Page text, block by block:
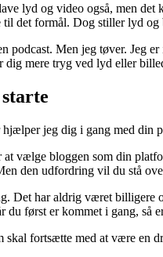
lyd og video også, men
til det formål. Dog stiller lyd
podcast. Men jeg tøver. Jeg
dig mere tryg ved lyd eller
jeg dig i gang med din
at vælge bloggen som din
den udfordring vil du stå
Det har aldrig været billigere
du først er kommet i gang, så
skal fortsætte med at være en